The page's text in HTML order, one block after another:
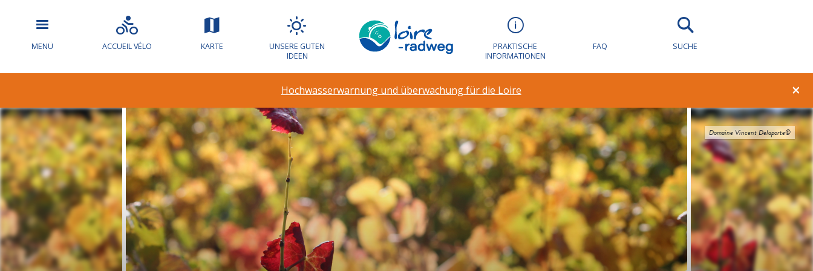
MENÜ ACCUEIL VÉLO KARTE
UNSERE GUTEN
IDEEN
PRAKTISCHE
INFORMATIONEN
FAQ SUCHE
×
Hochwasserwarnung und überwachung für die Loire
Domaine Vincent Delaporte©